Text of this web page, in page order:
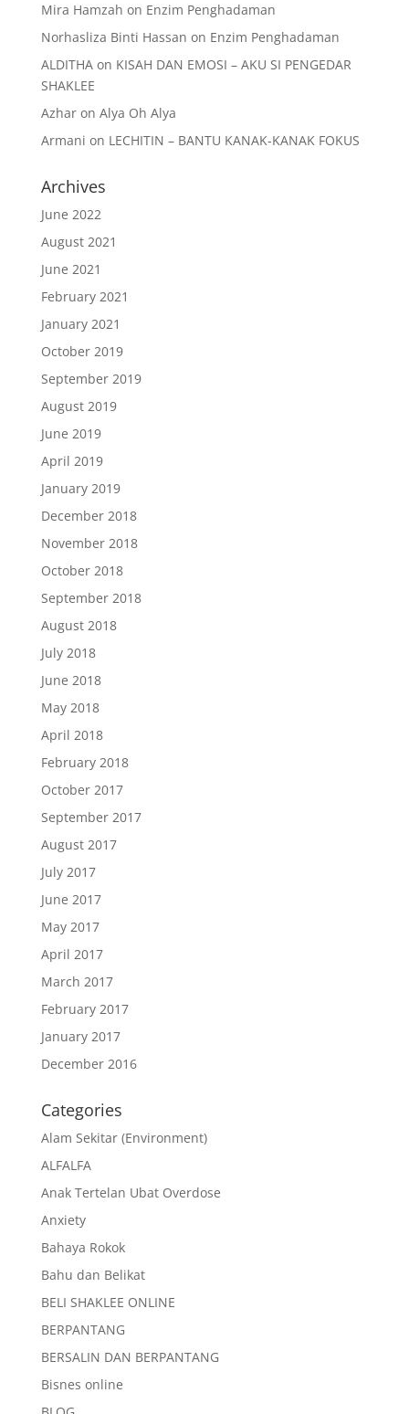
Mira Hamzah on Enzim Penghadaman
Norhasliza Binti Hassan on Enzim Penghadaman
ALDITHAon KISAH DAN EMOSI – AKU SI PENGEDAR
SHAKLEE
Azharon Alya Oh Alya
Armani on LECHITIN – BANTU KANAK-KANAK FOKUS
Archives
June 2022
August 2021
June 2021
February 2021
January 2021
October 2019
September 2019
August 2019
June 2019
April 2019
January 2019
December 2018
November 2018
October 2018
September 2018
August 2018
July 2018
June 2018
May 2018
April 2018
February 2018
October 2017
September 2017
August 2017
July 2017
June 2017
May 2017
April 2017
March 2017
February 2017
January 2017
December 2016
Categories
Alam Sekitar (Environment)
ALFALFA
Anak Tertelan Ubat Overdose
Anxiety
Bahaya Rokok
Bahu dan Belikat
BELI SHAKLEE ONLINE
BERPANTANG
BERSALIN DAN BERPANTANG
Bisnes online